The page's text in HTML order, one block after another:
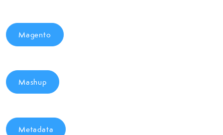
Magento
Mashup
Metadata